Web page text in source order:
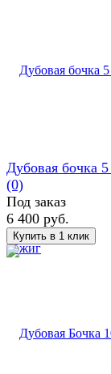
Дубовая бочка
(0)
Под заказ
6 400 руб.